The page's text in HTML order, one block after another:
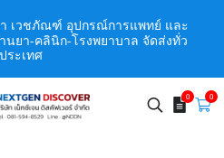
เวชภัณฑ์ อุปกรณ์การแพทย์ และ
ยา-คลินิก-โรงพยาบาล จัดส่งทั่ว
ประเทศ
0 0